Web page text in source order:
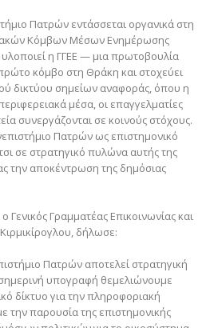
Πατρών εντάσσεται οργανικά στη
Κόμβων Μέσων Ενημέρωσης
η ΓΓΕΕ — μια πρωτοβουλία
κόμβο στη Θράκη και στοχεύει
δικτύου σημείων αναφοράς, όπου η
μέσα, οι επαγγελματίες
συνεργάζονται σε κοινούς στόχους.
Πατρών ως επιστημονικό
σε στρατηγικό πυλώνα αυτής της
την αποκέντρωση της δημόσιας
Γραμματέας Επικοινωνίας και
δήλωσε:
Πατρών αποτελεί στρατηγική
υπογραφή θεμελιώνουμε
δίκτυο για την πληροφοριακή
την παρουσία της επιστημονικής